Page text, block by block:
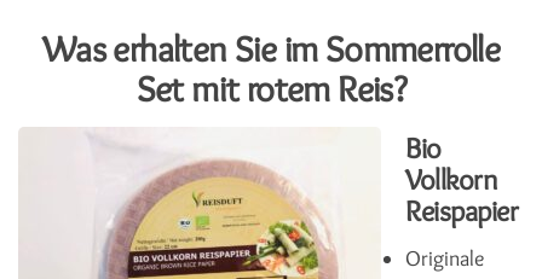
Was erhalten Sie im Sommerrolle
Set mit rotem Reis?
Bio
Vollkorn
Reispapier
Originale